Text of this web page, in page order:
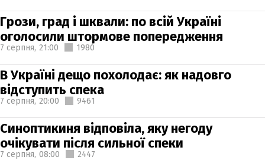
Грози, град і шквали: по всій Україні
оголосили штормове попередження
7 серпня, 21:00 1980
В Україні дещо похолодає: як надовго
відступить спека
7 серпня, 20:00 9461
Синоптикиня відповіла, яку негоду
очікувати після сильної спеки
7 серпня, 08:00 2447